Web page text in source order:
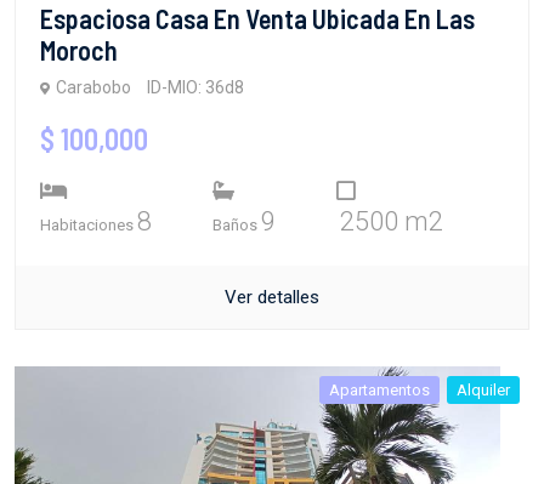
Espaciosa Casa En Venta Ubicada En Las
Moroch
Carabobo ID-MIO: 36d8
$ 100,000
Habitaciones 8 Baños 9 2500 m2
Ver detalles
Apartamentos Alquiler